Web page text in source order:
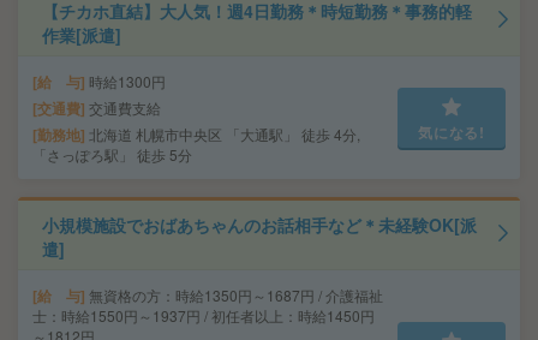
【チカホ直結】大人気！週4日勤務＊時短勤務＊事務的軽
作業[派遣]
給 与 時給1300円
交通費 交通費支給
勤務地 北海道 札幌市中央区 「大通駅」 徒歩 4分,
「さっぽろ駅」 徒歩 5分
気になる!
小規模施設でおばあちゃんのお話相手など＊未経験OK[派
遣]
給 与 無資格の方：時給1350円～1687円 / 介護福祉
士：時給1550円～1937円 / 初任者以上：時給1450円
～1812円